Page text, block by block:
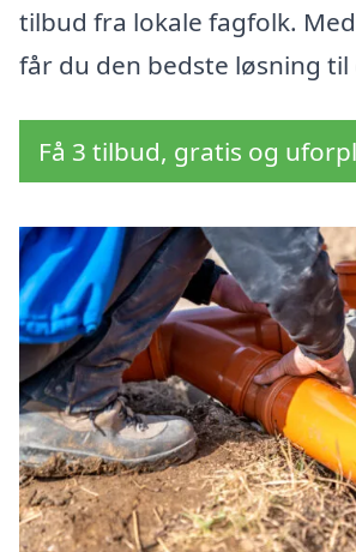
tilbud fra lokale fagfolk.
får du den bedste løsning til
Få 3 tilbud, gratis og